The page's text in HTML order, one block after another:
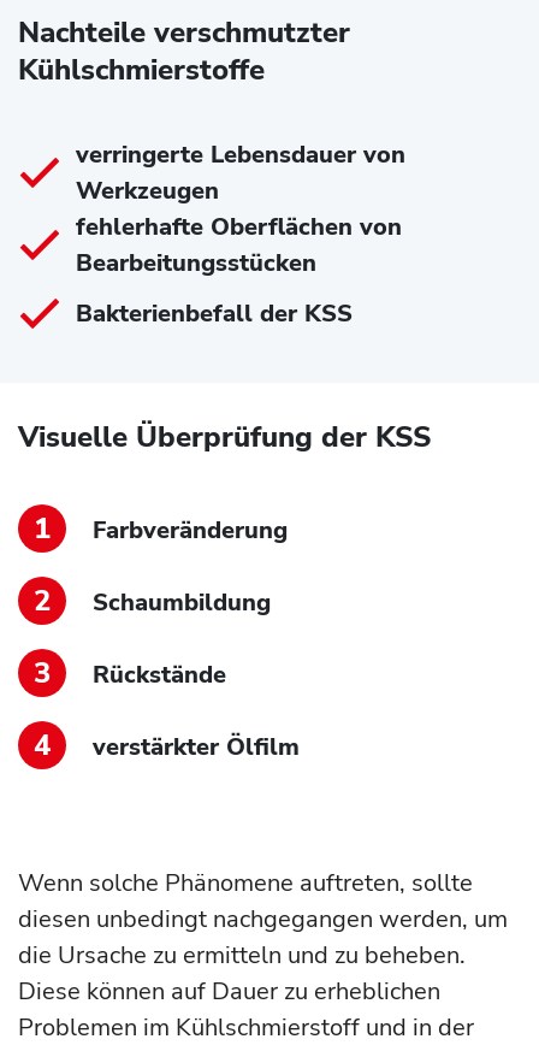
Nachteile verschmutzter
Kühlschmierstoffe
verringerte Lebensdauer von
Werkzeugen
fehlerhafte Oberflächen von
Bearbeitungsstücken
Bakterienbefall der KSS
Visuelle Überprüfung der KSS
Farbveränderung
Schaumbildung
Rückstände
verstärkter Ölfilm
Wenn solche Phänomene auftreten, sollte
diesen unbedingt nachgegangen werden, um
die Ursache zu ermitteln und zu beheben.
Diese können auf Dauer zu erheblichen
Problemen im Kühlschmierstoff und in der